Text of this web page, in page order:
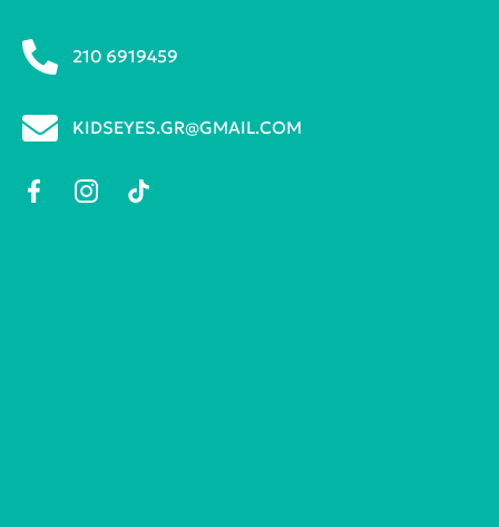
210 6919459
KIDSEYES.GR@GMAIL.COM